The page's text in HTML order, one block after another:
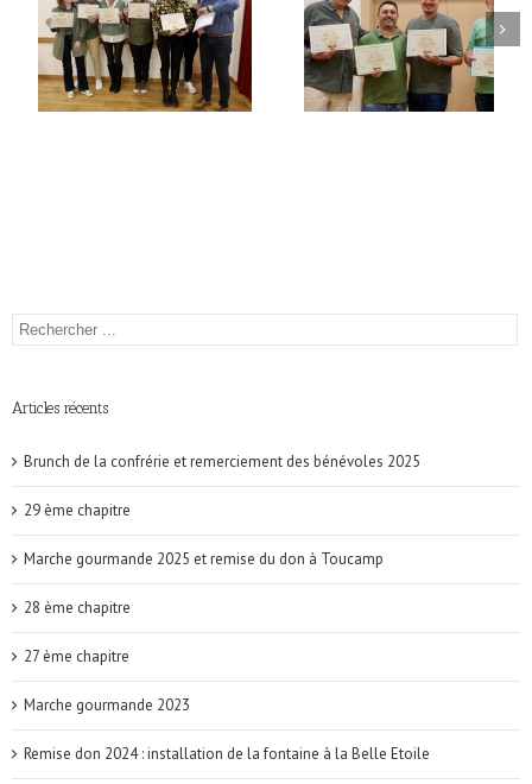
Articles récents
Brunch de la confrérie et remerciement des bénévoles 2025
29 ème chapitre
Marche gourmande 2025 et remise du don à Toucamp
28 ème chapitre
27 ème chapitre
Marche gourmande 2023
Remise don 2024 : installation de la fontaine à la Belle Etoile